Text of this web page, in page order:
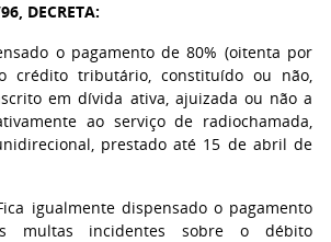
DECRETA:
o pagamento de 80% (oitenta por
crédito tributário, constituído ou não,
em dívida ativa, ajuizada ou não a
ao serviço de radiochamada,
prestado até 15 de abril de
igualmente dispensado o pagamento
multas incidentes sobre o débito